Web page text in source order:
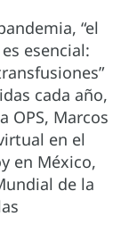
“el
esencial:
cada año,
OPS, Marcos
en el
en México,
de la